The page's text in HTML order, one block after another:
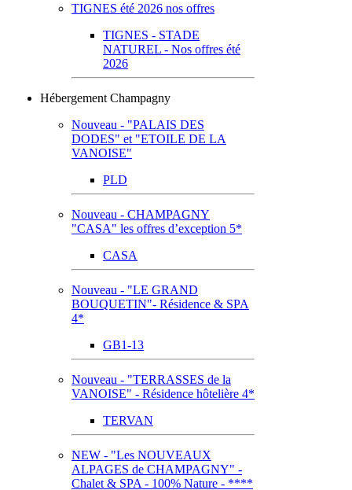
TIGNES été 2026 nos offres
TIGNES - STADE
NATUREL - Nos offres été
2026
Hébergement Champagny
Nouveau - "PALAIS DES
DODES" et "ETOILE DE LA
VANOISE"
PLD
Nouveau - CHAMPAGNY
"CASA" les offres d’exception 5*
CASA
Nouveau - "LE GRAND
BOUQUETIN"- Résidence & SPA
4*
GB1-13
Nouveau - "TERRASSES de la
VANOISE" - Résidence hôtelière 4*
TERVAN
NEW - "Les NOUVEAUX
ALPAGES de CHAMPAGNY" -
Chalet & SPA - 100% Nature - ****